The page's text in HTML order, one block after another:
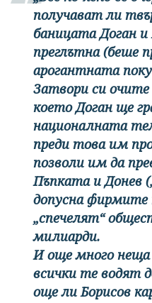
получават ли
баницата Доган и
преглътна (беше
арогантната
Затвори си
което Доган ще
националната
преди това им
позволи им да
Пъпката и Донев
допусна фирмите
„спечелят“
милиарди.
И още много
всички те водят
още ли Борисов